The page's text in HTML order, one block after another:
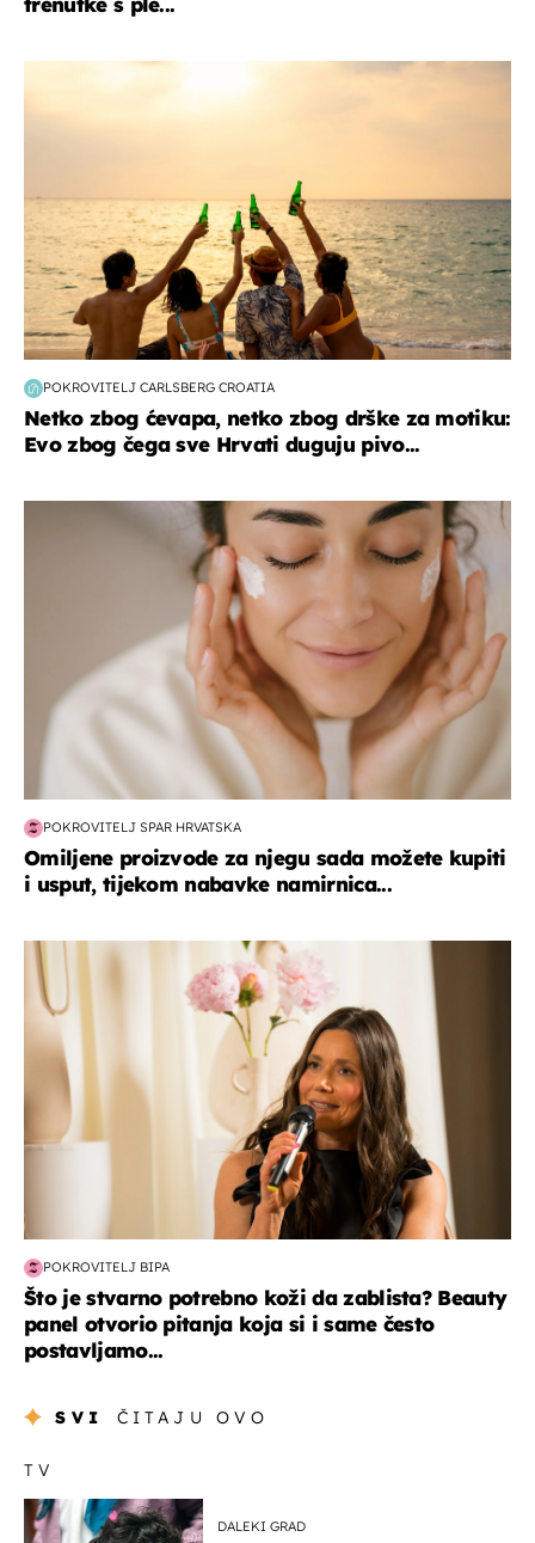
POKROVITELJ CARLSBERG CROATIA
Netko zbog ćevapa, netko zbog drške za motiku:
Evo zbog čega sve Hrvati duguju pivo...
moda & ljepota
POKROVITELJ SPAR HRVATSKA
Omiljene proizvode za njegu sada možete kupiti
i usput, tijekom nabavke namirnica...
moda & ljepota
POKROVITELJ BIPA
Što je stvarno potrebno koži da zablista? Beauty
panel otvorio pitanja koja si i same često
postavljamo...
SVI ČITAJU OVO
TV
DALEKI GRAD